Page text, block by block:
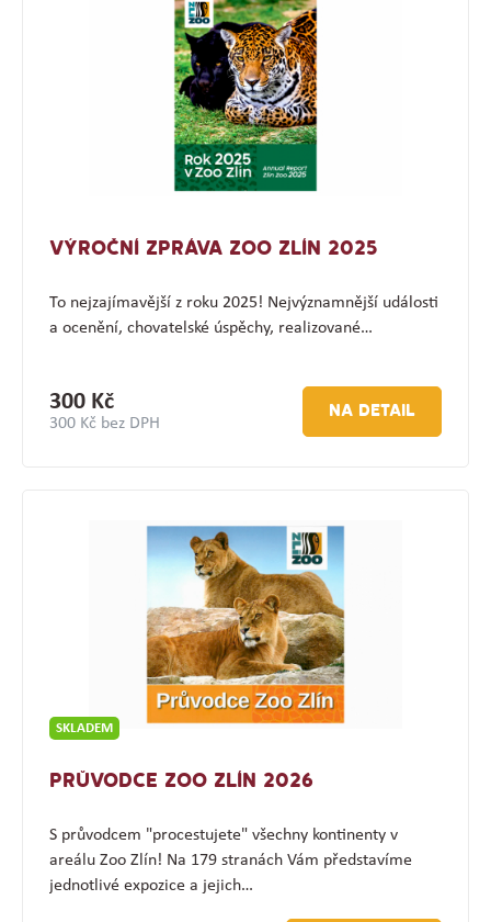
VÝROČNÍ ZPRÁVA ZOO ZLÍN 2025
To nejzajímavější z roku 2025! Nejvýznamnější události
a ocenění, chovatelské úspěchy, realizované…
300 Kč
300 Kč bez DPH
NA DETAIL
SKLADEM
PRŮVODCE ZOO ZLÍN 2026
S průvodcem "procestujete" všechny kontinenty v
areálu Zoo Zlín! Na 179 stranách Vám představíme
jednotlivé expozice a jejich…